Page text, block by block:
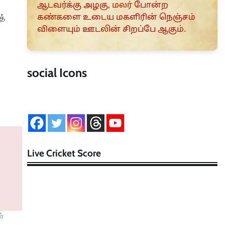
ஆடவர்க்கு அழகு, மலர் போன்ற
கண்களை உடைய மகளிரின் நெஞ்சம்
விளையும் ஊடலின் சிறப்பே ஆகும்.
social Icons
Live Cricket Score